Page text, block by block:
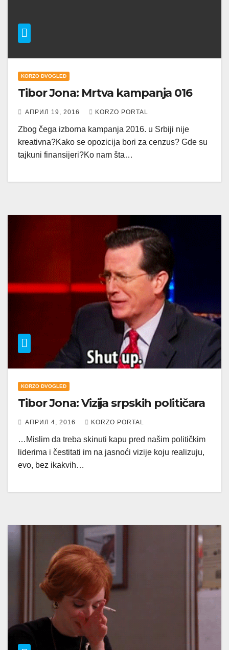
KORZO DVOGLED
Tibor Jona: Mrtva kampanja 016
АПРИЛ 19, 2016 KORZO PORTAL
Zbog čega izborna kampanja 2016. u Srbiji nije
kreativna?Kako se opozicija bori za cenzus? Gde su
tajkuni finansijeri?Ko nam šta…
KORZO DVOGLED
Tibor Jona: Vizija srpskih političara
АПРИЛ 4, 2016 KORZO PORTAL
…Mislim da treba skinuti kapu pred našim političkim
liderima i čestitati im na jasnoći vizije koju realizuju,
evo, bez ikakvih…